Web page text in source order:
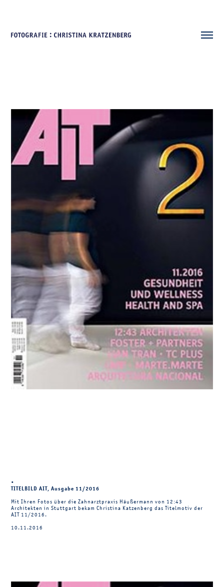
•
TITELBILD AIT, Ausgabe 11/2016
Mit Ihren Fotos über die Zahnarztpraxis Häußermann von 12:43
Architekten in Stuttgart bekam Christina Katzenberg das Titelmotiv der
AIT 11/2016.
10.11.2016